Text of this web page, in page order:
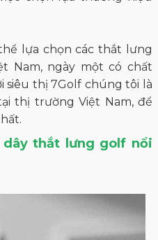
lựa chọn các thắt lưng
Nam, ngày một có chất
siêu thị 7Golf chúng tôi là
thị trường Việt Nam, để
dây thắt lưng golf nổi